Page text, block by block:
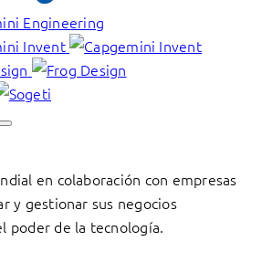
en colaboración con empresas
y gestionar sus negocios
poder de la tecnología.